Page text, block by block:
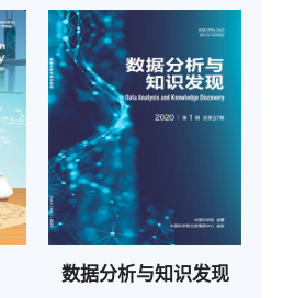
数据分析与知识发现